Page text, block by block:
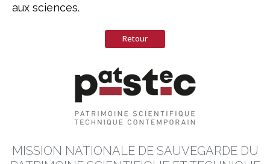
aux sciences.
Retour
MISSION NATIONALE DE SAUVEGARDE DU